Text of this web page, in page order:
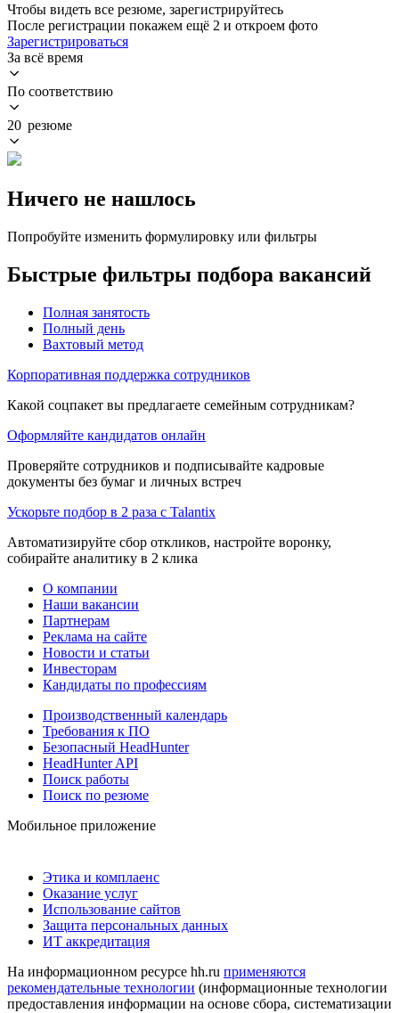
Чтобы видеть все резюме, зарегистрируйтесь
После регистрации покажем ещё 2 и откроем фото
Зарегистрироваться
За всё время
По соответствию
20 резюме
Ничего не нашлось
Попробуйте изменить формулировку или фильтры
Быстрые фильтры подбора вакансий
Полная занятость
Полный день
Вахтовый метод
Корпоративная поддержка сотрудников
Какой соцпакет вы предлагаете семейным сотрудникам?
Оформляйте кандидатов онлайн
Проверяйте сотрудников и подписывайте кадровые
документы без бумаг и личных встреч
Ускорьте подбор в 2 раза с Talantix
Автоматизируйте сбор откликов, настройте воронку,
собирайте аналитику в 2 клика
О компании
Наши вакансии
Партнерам
Реклама на сайте
Новости и статьи
Инвесторам
Кандидаты по профессиям
Производственный календарь
Требования к ПО
Безопасный HeadHunter
HeadHunter API
Поиск работы
Поиск по резюме
Мобильное приложение
Этика и комплаенс
Оказание услуг
Использование сайтов
Защита персональных данных
ИТ аккредитация
На информационном ресурсе hh.ru применяются
рекомендательные технологии (информационные технологии
предоставления информации на основе сбора, систематизации